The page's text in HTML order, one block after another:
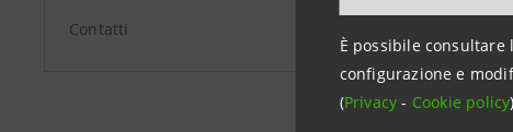
È possibile
configurazione e
(Privacy- Cookie policy
Contatti
Data ultimo